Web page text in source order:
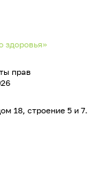
здоровья»
прав
18, строение 5 и 7.